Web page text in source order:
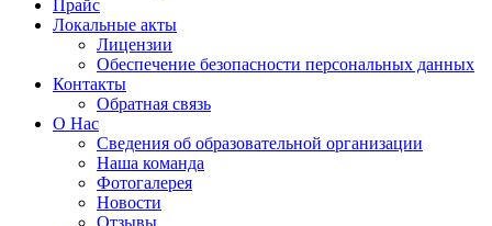
Прайс
Локальные акты
Лицензии
Обеспечение безопасности персональных данных
Контакты
Обратная связь
О Нас
Сведения об образовательной организации
Наша команда
Фотогалерея
Новости
Отзывы